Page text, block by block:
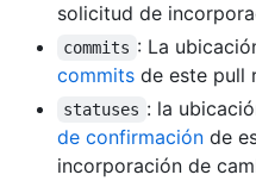
solicitud de
commits : La
commits de este pull
statuses : la
de confirmación de
incorporación de